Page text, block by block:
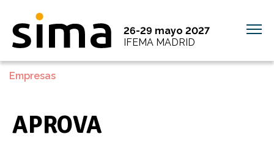
26-29 mayo 2027
IFEMA MADRID
Empresas
APROVA